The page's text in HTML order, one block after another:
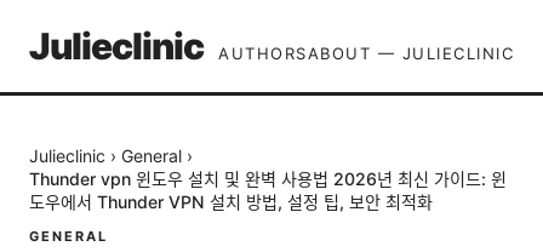
Julieclinic AUTHORSABOUT — JULIECLINIC
Julieclinic › General ›
Thunder vpn 윈도우 설치 및 완벽 사용법 2026년 최신 가이드: 윈
도우에서 Thunder VPN 설치 방법, 설정 팁, 보안 최적화
GENERAL